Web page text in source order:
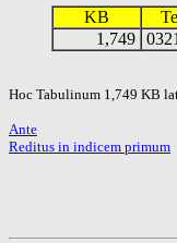
KB
1,749
Hoc Tabulinum 1,749 KB
Ante
Reditus in indicem primum